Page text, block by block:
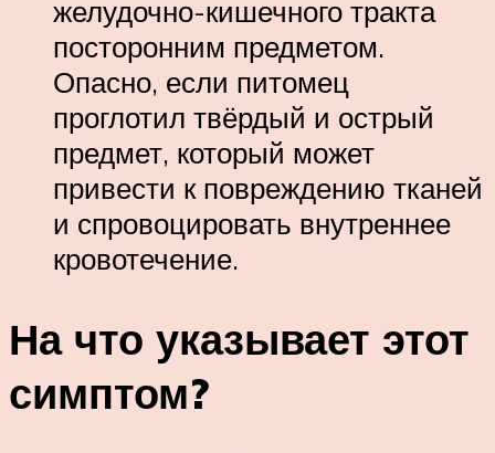
желудочно-кишечного тракта
посторонним предметом.
Опасно, если питомец
проглотил твёрдый и острый
предмет, который может
привести к повреждению тканей
и спровоцировать внутреннее
кровотечение.
На что указывает этот
симптом?